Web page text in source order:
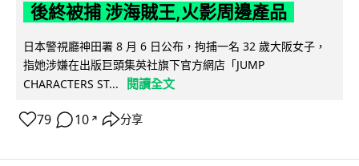
後終被捕 涉海賊王,火影周邊產品
日本警視廳神田署 8 月 6 日公布，拘捕一名 32 歲大阪女子，
指她涉嫌在出版巨頭集英社旗下官方網店「JUMP
CHARACTERS ST...
閱讀全文
79 10 ↗ 分享